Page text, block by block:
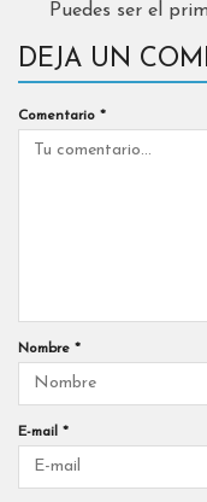
Puedes ser el
DEJA UN
Comentario *
Nombre *
E-mail *